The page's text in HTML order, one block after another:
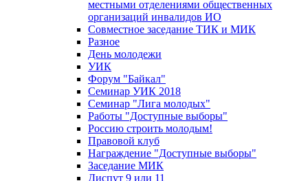
местными отделениями общественных
организаций инвалидов ИО
Совместное заседание ТИК и МИК
Разное
День молодежи
УИК
Форум "Байкал"
Семинар УИК 2018
Семинар "Лига молодых"
Работы "Доступные выборы"
Россию строить молодым!
Правовой клуб
Награждение "Доступные выборы"
Заседание МИК
Диспут 9 или 11